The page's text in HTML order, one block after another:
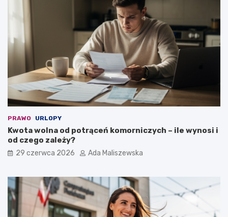
PRAWO URLOPY
Kwota wolna od potrąceń komorniczych – ile wynosi i
od czego zależy?
29 czerwca 2026 Ada Maliszewska